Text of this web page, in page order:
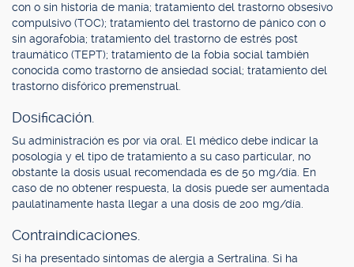
con o sin historia de manía; tratamiento del trastorno obsesivo
compulsivo (TOC); tratamiento del trastorno de pánico con o
sin agorafobia; tratamiento del trastorno de estrés post
traumático (TEPT); tratamiento de la fobia social también
conocida como trastorno de ansiedad social; tratamiento del
trastorno disfórico premenstrual.
Dosificación.
Su administración es por vía oral. El médico debe indicar la
posología y el tipo de tratamiento a su caso particular, no
obstante la dosis usual recomendada es de 50 mg/día. En
caso de no obtener respuesta, la dosis puede ser aumentada
paulatinamente hasta llegar a una dosis de 200 mg/día.
Contraindicaciones.
Si ha presentado síntomas de alergia a Sertralina. Si ha